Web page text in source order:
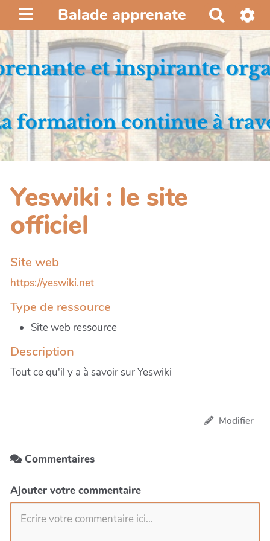
Balade apprenate
e
c
h
e
c
h
e
Yeswiki : le site
officiel
Site web
https://yeswiki.net
Type de ressource
Site web ressource
Description
Tout ce qu'il y a à savoir sur Yeswiki
Modifier
Commentaires
Ajouter votre commentaire